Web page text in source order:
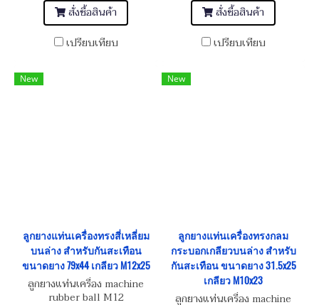
สั่งซื้อสินค้า
เปรียบเทียบ
สั่งซื้อสินค้า
เปรียบเทียบ
New
ลูกยางแท่นเครื่องทรงสี่เหลี่ยม
บนล่าง สำหรับกันสะเทือน
ขนาดยาง 79x44 เกลียว M12x25
ลูกยางแท่นเครื่อง machine
rubber ball M12
New
ลูกยางแท่นเครื่องทรงกลม
กระบอกเกลียวบนล่าง สำหรับ
กันสะเทือน ขนาดยาง 31.5x25
เกลียว M10x23
ลูกยางแท่นเครื่อง machine